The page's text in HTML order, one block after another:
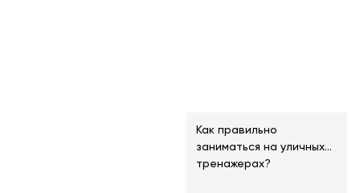
Как правильно
заниматься на уличных
тренажерах?